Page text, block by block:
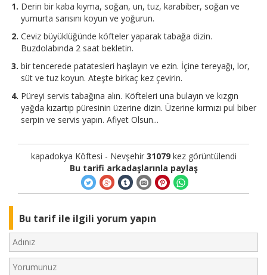
Derin bir kaba kıyma, soğan, un, tuz, karabiber, soğan ve
yumurta sarısını koyun ve yoğurun.
Ceviz büyüklüğünde köfteler yaparak tabağa dizin.
Buzdolabında 2 saat bekletin.
bir tencerede patatesleri haşlayın ve ezin. İçine tereyağı, lor,
süt ve tuz koyun. Ateşte birkaç kez çevirin.
Püreyi servis tabağına alın. Köfteleri una bulayın ve kızgın
yağda kızartıp püresinin üzerine dizin. Üzerine kırmızı pul biber
serpin ve servis yapın. Afiyet Olsun...
kapadokya Köftesi - Nevşehir 31079kez görüntülendi
Bu tarifi arkadaşlarınla paylaş
Bu tarif ile ilgili yorum yapın